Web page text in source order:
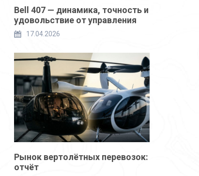
Bell 407 — динамика, точность и
удовольствие от управления
17.04.2026
Рынок вертолётных перевозок:
отчёт